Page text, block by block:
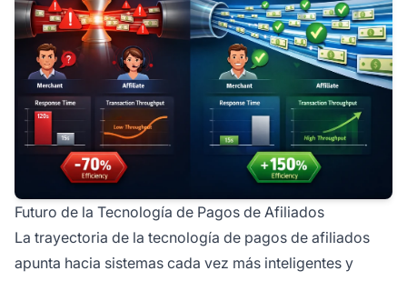
Futuro de la Tecnología de Pagos de Afiliados
La trayectoria de la tecnología de pagos de afiliados
apunta hacia sistemas cada vez más inteligentes y